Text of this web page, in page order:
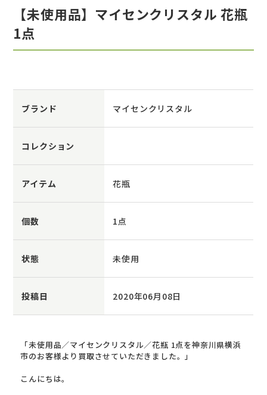
【未使用品】マイセンクリスタル 花瓶
1点
ブランド マイセンクリスタル
コレクション
アイテム 花瓶
個数 1点
状態 未使用
投稿日 2020年06月08日
「未使用品／マイセンクリスタル／花瓶 1点を神奈川県横浜
市のお客様より買取させていただきました。」
こんにちは。